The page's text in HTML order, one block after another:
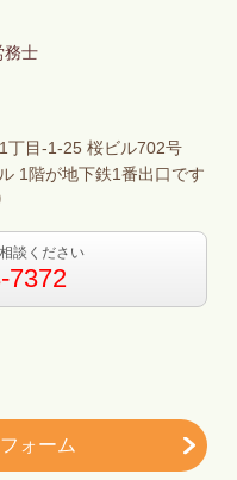
務士
丁目-1-25 桜ビル702号
1階が地下鉄1番出口です
談ください
7372
ォーム